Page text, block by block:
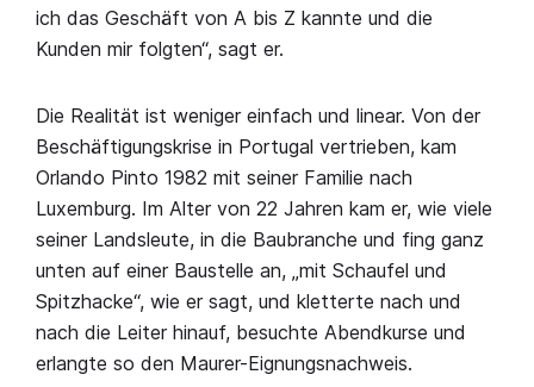
ich das Geschäft von A bis Z kannte und die
Kunden mir folgten“, sagt er.
Die Realität ist weniger einfach und linear. Von der
Beschäftigungskrise in Portugal vertrieben, kam
Orlando Pinto 1982 mit seiner Familie nach
Luxemburg. Im Alter von 22 Jahren kam er, wie viele
seiner Landsleute, in die Baubranche und fing ganz
unten auf einer Baustelle an, „mit Schaufel und
Spitzhacke“, wie er sagt, und kletterte nach und
nach die Leiter hinauf, besuchte Abendkurse und
erlangte so den Maurer-Eignungsnachweis.